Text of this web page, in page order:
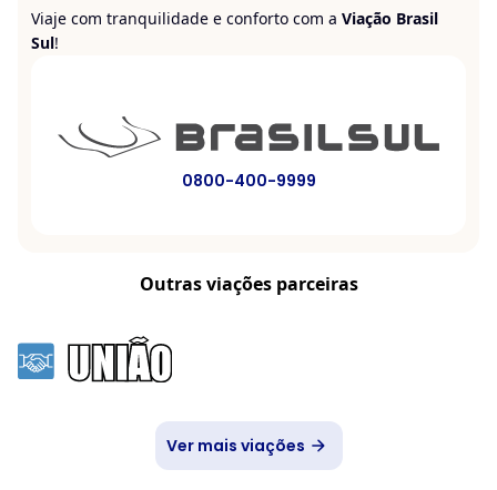
Viaje com tranquilidade e conforto com a Viação Brasil
Sul!
0800-400-9999
Outras viações parceiras
Ver mais viações